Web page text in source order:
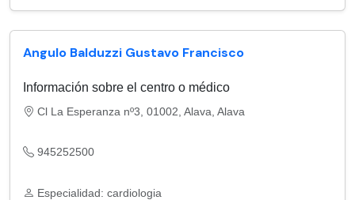
Angulo Balduzzi Gustavo Francisco
Información sobre el centro o médico
Cl La Esperanza nº3, 01002, Alava, Alava
945252500
Especialidad: cardiologia